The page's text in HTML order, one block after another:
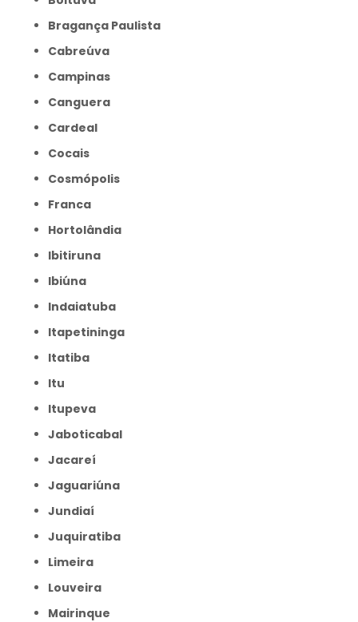
Bragança Paulista
Cabreúva
Campinas
Canguera
Cardeal
Cocais
Cosmópolis
Franca
Hortolândia
Ibitiruna
Ibiúna
Indaiatuba
Itapetininga
Itatiba
Itu
Itupeva
Jaboticabal
Jacareí
Jaguariúna
Jundiaí
Juquiratiba
Limeira
Louveira
Mairinque